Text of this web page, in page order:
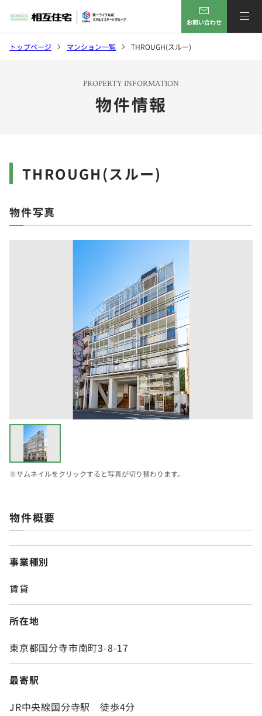
お問い合わせ
トップページ マンション一覧 THROUGH(スルー)
PROPERTY INFORMATION
物件情報
THROUGH(スルー)
物件写真
※サムネイルをクリックすると写真が切り替わります。
物件概要
事業種別
賃貸
所在地
東京都国分寺市南町3-8-17
最寄駅
JR中央線国分寺駅 徒歩4分